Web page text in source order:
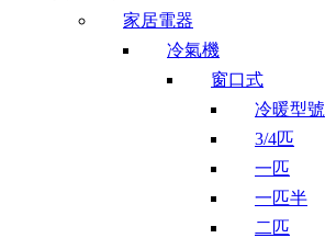
家居電器
冷氣機
窗口式
冷暖型號
3/4匹
一匹
一匹半
二匹